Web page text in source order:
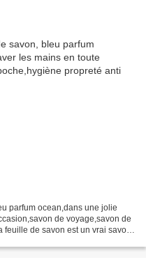
parfum ocean,dans une jolie
de voyage,savon de
de savon est un vrai savon